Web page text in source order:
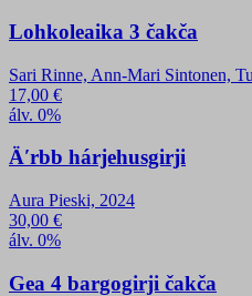
Lohkoleaika 3 čakča
Sari Rinne, Ann-Mari Sintonen,
17,00 €
álv. 0%
Äʹrbb hárjehusgirji
Aura Pieski, 2024
30,00 €
álv. 0%
Gea 4 bargogirji čakča